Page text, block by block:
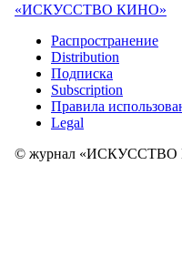
«ИСКУССТВО КИНО»
Распространение
Distribution
Подписка
Subscription
Правила
Legal
© журнал «ИСКУССТВО